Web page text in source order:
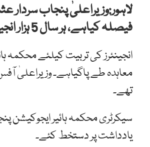
لاہور:وزیراعلیٰ پنجاب سردار
فیصلہ کیاہے، ہر سال 5 ہزار انجینئرز کو لیمپرو میلن سرٹیفکیشن کا کورس کرایا جائے گا۔
معاہدہ طے پاگیاہے۔ وزیراعلیٰ
تھے۔
سیکرٹری محکمہ ہائیر
یادداشت پر دستخط کئے۔